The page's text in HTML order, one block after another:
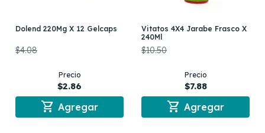
Dolend 220Mg X 12 Gelcaps
$4.08
Precio
$2.86
shopping_cart Agregar
Vitatos 4X4 Jarabe Frasco X
240Ml
$10.50
Precio
$7.88
shopping_cart Agregar